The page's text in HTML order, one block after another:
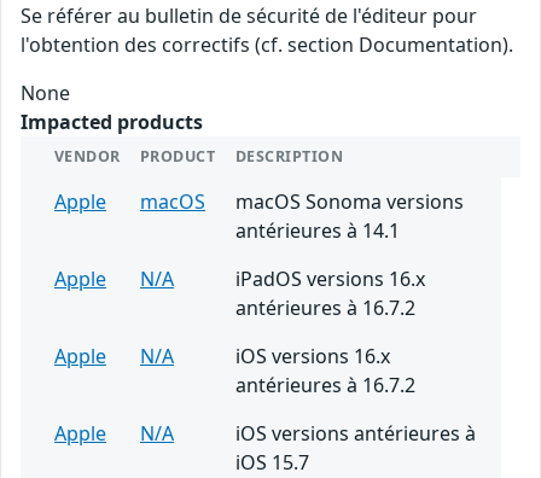
Se référer au bulletin de sécurité de l'éditeur pour
l'obtention des correctifs (cf. section Documentation).
None
Impacted products
VENDOR PRODUCT DESCRIPTION
Apple macOS
macOS Sonoma versions
antérieures à 14.1
Apple
N/A
iPadOS versions 16.x
antérieures à 16.7.2
Apple
N/A
iOS versions 16.x
antérieures à 16.7.2
Apple
N/A
iOS versions antérieures à
iOS 15.7